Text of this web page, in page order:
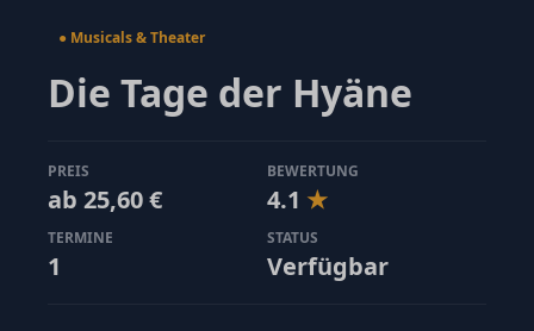
● Musicals & Theater
Die Tage der Hyäne
PREIS
ab 25,60 €
BEWERTUNG
4.1 ★
TERMINE
1
STATUS
Verfügbar